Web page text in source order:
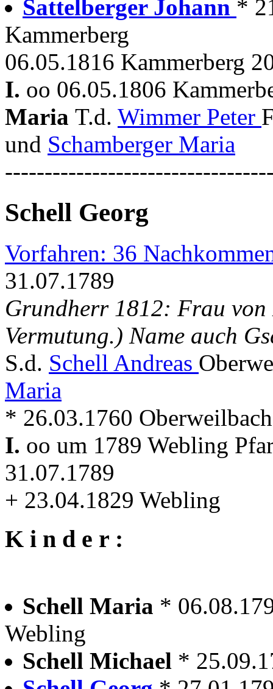
Sattelberger Johann *
Kammerberg
06.05.1816 Kammerberg
I. oo 06.05.1806
Maria T.d. Wimmer Peter
und Schamberger Maria
Schell Georg
Vorfahren: 36
31.07.1789
Grundherr 1812: Frau
Vermutung.) Name auch
S.d. Schell Andreas
Maria
* 26.03.1760
I. oo um 1789 Webling
31.07.1789
+ 23.04.1829 Webling
K i n d e r :
Schell Maria *
Webling
Schell Michael *